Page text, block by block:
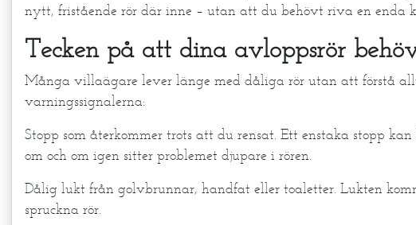
nytt, fristående rör där inne – utan att du behövt riva en enda
Tecken på att dina avloppsrör
Många villaägare lever länge med dåliga rör utan att förstå
varningssignalerna:
Stopp som återkommer trots att du rensat. Ett enstaka stopp
om och om igen sitter problemet djupare i rören.
Dålig lukt från golvbrunnar, handfat eller toaletter. Lukten
spruckna rör.